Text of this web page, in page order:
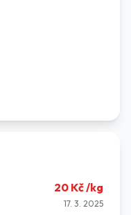
20 Kč /kg
17. 3. 2025